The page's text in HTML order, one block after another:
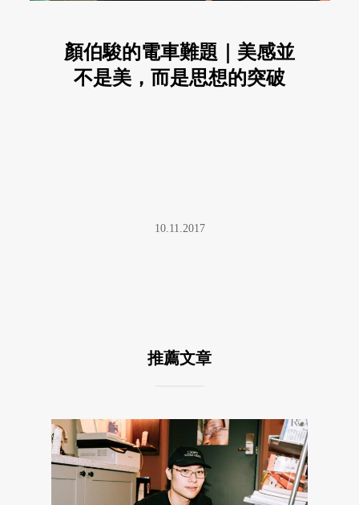
顏伯駿的電車難題｜美感並
不是美，而是思想的突破
10.11.2017
推薦文章